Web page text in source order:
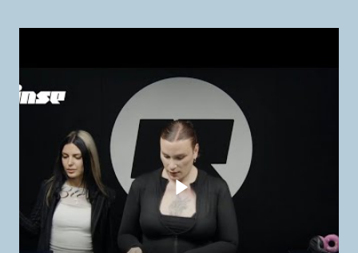
Lancer la vidéo - Lisa